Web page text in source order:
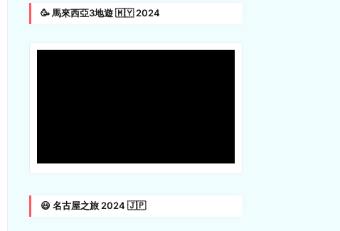
🥳 馬來西亞3地遊 🇲🇾 2024
😃 名古屋之旅 2024 🇯🇵